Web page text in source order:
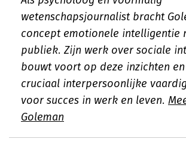
wetenschapsjournalist bracht
concept emotionele intelligentie
publiek. Zijn werk over sociale
bouwt voort op deze inzichten
cruciaal interpersoonlijke
voor succes in werk en leven.
Goleman